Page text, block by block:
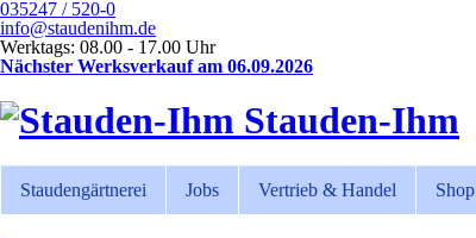
035247 / 520-0
info@staudenihm.de
Werktags: 08.00 - 17.00 Uhr
Nächster Werksverkauf am 06.09.2026
Stauden-Ihm
Staudengärtnerei Jobs Vertrieb & Handel Shop